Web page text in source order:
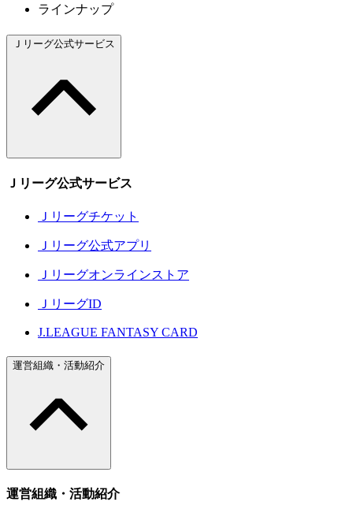
ラインナップ
Ｊリーグ公式サービス
Ｊリーグ公式サービス
Ｊリーグチケット
Ｊリーグ公式アプリ
Ｊリーグオンラインストア
ＪリーグID
J.LEAGUE FANTASY CARD
運営組織・活動紹介
運営組織・活動紹介